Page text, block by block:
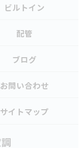
ビルトイン
配管
ブログ
お問い合わせ
サイトマップ